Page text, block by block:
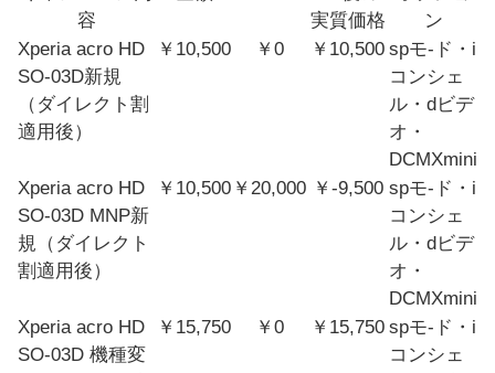
容
実質価格
ン
Xperia acro HD
SO-03D新規
（ダイレクト割
適用後）
￥10,500 ￥0 ￥10,500 spモ-ド・i
コンシェ
ル・dビデ
オ・
DCMXmini
Xperia acro HD
SO-03D MNP新
規（ダイレクト
割適用後）
￥10,500 ￥20,000 ￥-9,500 spモ-ド・i
コンシェ
ル・dビデ
オ・
DCMXmini
Xperia acro HD
SO-03D 機種変
￥15,750 ￥0 ￥15,750 spモ-ド・i
コンシェ